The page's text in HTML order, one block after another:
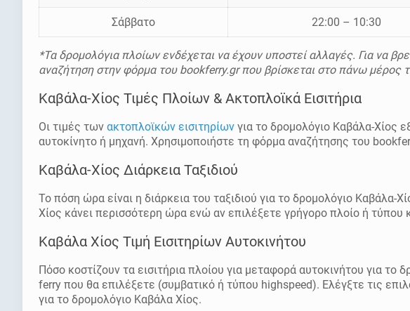
Σάββατο 22:00 – 10:30
*Τα δρομολόγια πλοίων ενδέχεται να έχουν υποστεί αλλαγές. Για να
αναζήτηση στην φόρμα του bookferry.gr που βρίσκεται στο πάνω μέρος
Καβάλα-Χίος Τιμές Πλοίων & Ακτοπλοϊκά Εισιτήρια
Οι τιμές των ακτοπλοϊκών εισιτηρίωνγια το δρομολόγιο Καβάλα-Χίος
αυτοκίνητο ή μηχανή. Χρησιμοποιήστε τη φόρμα αναζήτησης του
Καβάλα-Χίος Διάρκεια Ταξιδιού
Το πόση ώρα είναι η διάρκεια του ταξιδιού για το δρομολόγιο Καβάλα-
Χίος κάνει περισσότερη ώρα ενώ αν επιλέξετε γρήγορο πλοίο ή τύπου
Καβάλα Χίος Τιμή Εισιτηρίων Αυτοκινήτου
Πόσο κοστίζουν τα εισιτήρια πλοίου για μεταφορά αυτοκινήτου για
ferry που θα επιλέξετε (συμβατικό ή τύπου highspeed). Ελέγξτε τις
για το δρομολόγιο Καβάλα Χίος.